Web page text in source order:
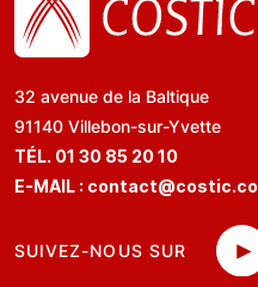
32 avenue de la Baltique
91140 Villebon-sur-Yvette
TÉL. 01 30 85 20 10
E-MAIL :
SUIVEZ-NOUS SUR